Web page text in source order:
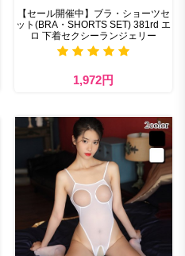
【セール開催中】ブラ・ショーツセ
ット(BRA・SHORTS SET) 381rd エ
ロ 下着セクシーランジェリー
1,972円